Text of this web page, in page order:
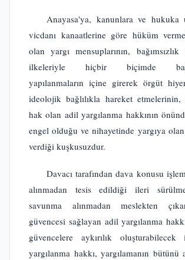
Anayasa'ya, kanunlara ve hukuka
vicdanı kanaatlerine göre hüküm
olan yargı mensuplarının, bağımsızlık
ilkeleriyle hiçbir biçimde
yapılanmaların içine girerek örgüt
ideolojik bağlılıkla hareket
hak olan adil yargılanma hakkının
engel olduğu ve nihayetinde yargıya
verdiği kuşkusuzdur.
Davacı tarafından dava konusu
alınmadan tesis edildiği ileri
savunma alınmadan meslekten
güvencesi sağlayan adil yargılanma
güvencelere aykırılık
yargılanma hakkı, yargılamanın bütünü